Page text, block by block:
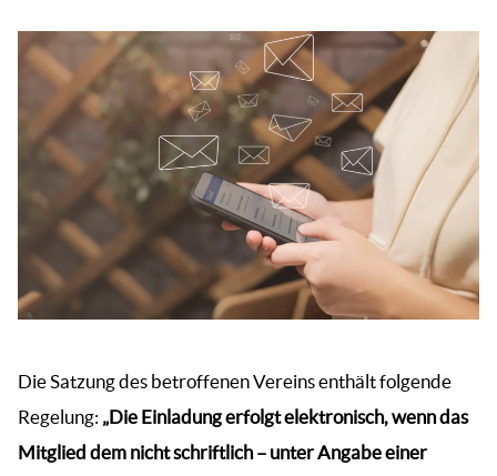
Die Satzung des betroffenen Vereins enthält folgende
Regelung: „Die Einladung erfolgt elektronisch, wenn das
Mitglied dem nicht schriftlich – unter Angabe einer